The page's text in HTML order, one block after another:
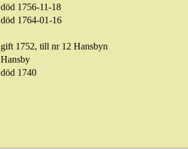
död 1756-11-18
död 1764-01-16
gift 1752, till nr 12 Hansbyn
Hansby
död 1740